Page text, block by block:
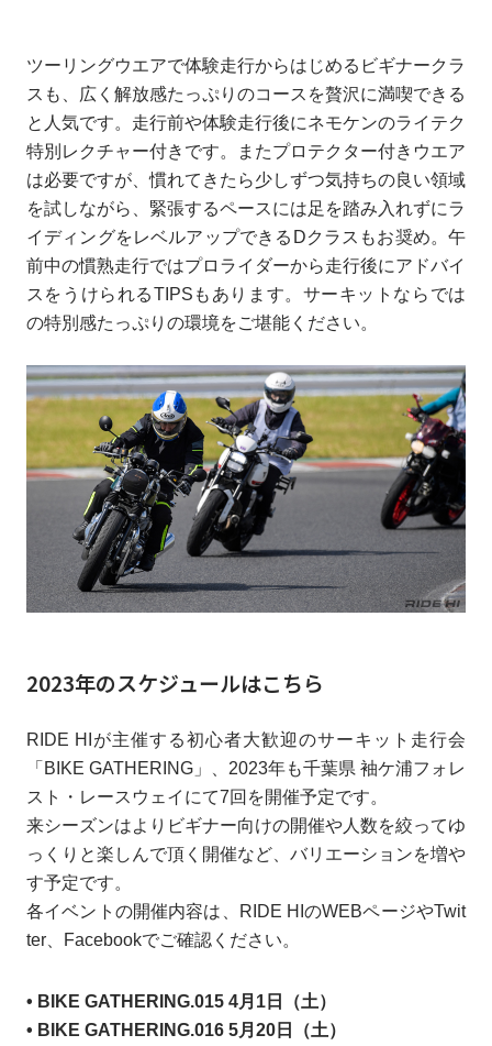
ツーリングウエアで体験走行からはじめるビギナークラ
スも、広く解放感たっぷりのコースを贅沢に満喫できる
と人気です。走行前や体験走行後にネモケンのライテク
特別レクチャー付きです。またプロテクター付きウエア
は必要ですが、慣れてきたら少しずつ気持ちの良い領域
を試しながら、緊張するペースには足を踏み入れずにラ
イディングをレベルアップできるDクラスもお奨め。午
前中の慣熟走行ではプロライダーから走行後にアドバイ
スをうけられるTIPSもあります。サーキットならでは
の特別感たっぷりの環境をご堪能ください。
2023年のスケジュールはこちら
RIDE HIが主催する初心者大歓迎のサーキット走行会
「BIKE GATHERING」、2023年も千葉県 袖ケ浦フォレ
スト・レースウェイにて7回を開催予定です。
来シーズンはよりビギナー向けの開催や人数を絞ってゆ
っくりと楽しんで頂く開催など、バリエーションを増や
す予定です。
各イベントの開催内容は、RIDE HIのWEBページやTwit
ter、Facebookでご確認ください。
• BIKE GATHERING.015 4月1日（土）
• BIKE GATHERING.016 5月20日（土）